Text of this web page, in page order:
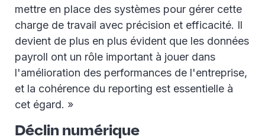
mettre en place des systèmes pour gérer cette
charge de travail avec précision et efficacité. Il
devient de plus en plus évident que les données
payroll ont un rôle important à jouer dans
l'amélioration des performances de l'entreprise,
et la cohérence du reporting est essentielle à
cet égard. »
Déclin numérique